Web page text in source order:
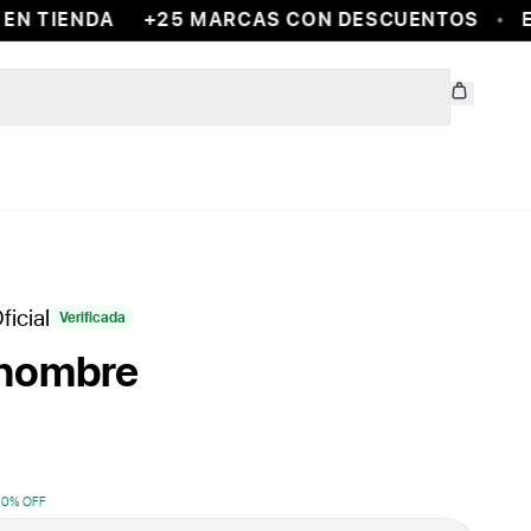
TIENDA +25 MARCAS CON DESCUENTOS
Verificada
% OFF